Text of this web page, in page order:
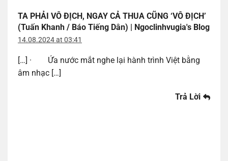
TA PHẢI VÔ ĐỊCH, NGAY CẢ THUA CŨNG ‘VÔ ĐỊCH’
(Tuấn Khanh / Báo Tiếng Dân) | Ngoclinhvugia's Blog
14.08.2024 at 03:41
[…] · Ứa nước mắt nghe lại hành trình Việt bằng
âm nhạc […]
Trả Lời